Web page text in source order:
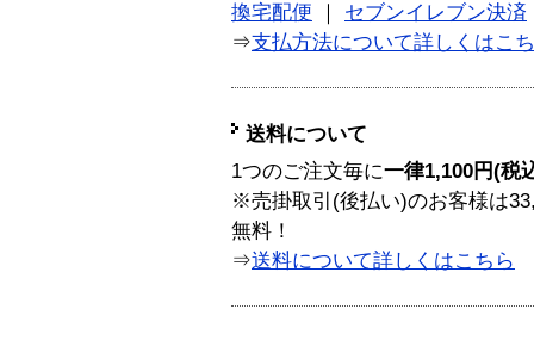
換宅配便
セブンイレブン決済
⇒支払方法について詳しくはこ
送料について
1つのご注文毎に一律1,100円(税
※売掛取引(後払い)のお客様は
無料！
⇒送料について詳しくはこちら